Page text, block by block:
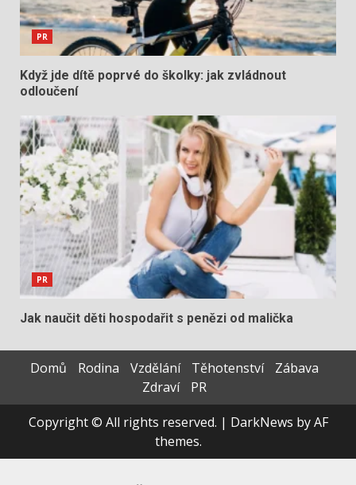
PR
Když jde dítě poprvé do školky: jak zvládnout
odloučení
PR
Jak naučit děti hospodařit s penězi od malička
Domů Rodina Vzdělání Těhotenství
Zábava
Zdraví
PR
Copyright © All rights reserved. | DarkNews by AF
themes.